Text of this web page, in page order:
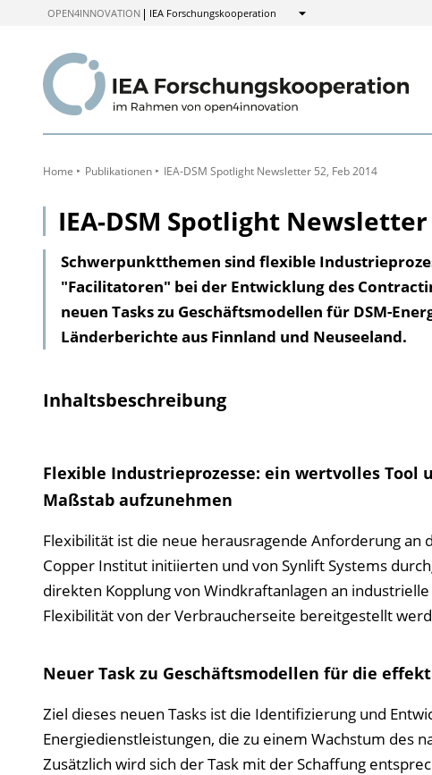
OPEN4INNOVATION IEA Forschungskooperation
Anzeigen
Home Publikationen IEA-DSM Spotlight Newsletter 52, Feb 2014
IEA-DSM Spotlight Newsletter
Schwerpunktthemen sind flexible
"Facilitatoren" bei der Entwicklung des
neuen Tasks zu Geschäftsmodellen für DSM-
Länderberichte aus Finnland und Neuseeland.
Inhaltsbeschreibung
Flexible Industrieprozesse: ein wertvolles Tool
Maßstab aufzunehmen
Flexibilität ist die neue herausragende Anforderung
Copper Institut initiierten und von Synlift Systems
direkten Kopplung von Windkraftanlagen an
Flexibilität von der Verbraucherseite bereitgestellt
Neuer Task zu Geschäftsmodellen für die
Ziel dieses neuen Tasks ist die Identifizierung und
Energiedienstleist­ungen, die zu einem Wachstum des
Zusätzlich wird sich der Task mit der Schaffung